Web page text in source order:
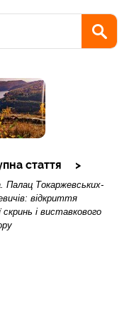
стаття
Палац Токаржевських-
відкриття
скринь і виставкового